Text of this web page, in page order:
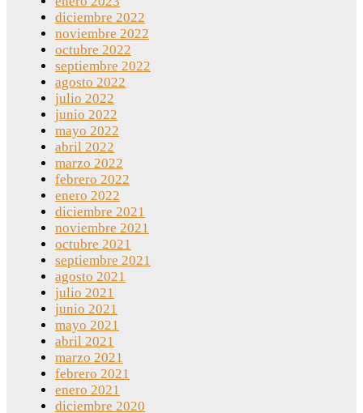
diciembre 2022
noviembre 2022
octubre 2022
septiembre 2022
agosto 2022
julio 2022
junio 2022
mayo 2022
abril 2022
marzo 2022
febrero 2022
enero 2022
diciembre 2021
noviembre 2021
octubre 2021
septiembre 2021
agosto 2021
julio 2021
junio 2021
mayo 2021
abril 2021
marzo 2021
febrero 2021
enero 2021
diciembre 2020